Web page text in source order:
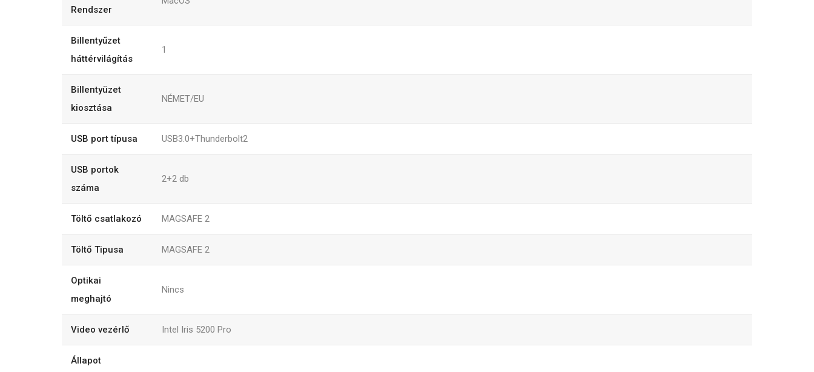
Rendszer
Billentyűzet
háttérvilágítás
1
Billentyüzet
kiosztása
NÉMET/EU
USB port típusa USB3.0+Thunderbolt2
USB portok
száma
2+2 db
Töltő csatlakozó MAGSAFE 2
Töltő Tipusa MAGSAFE 2
Optikai
meghajtó
Nincs
Video vezérlő Intel Iris 5200 Pro
Állapot